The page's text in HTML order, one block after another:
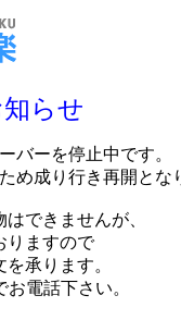
らせ
バーを停止中です。
め成り行き再開とな
できませんが、
りますので
承ります。
お電話下さい。